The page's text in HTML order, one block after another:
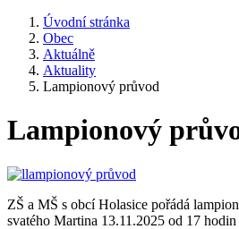
Úvodní stránka
Obec
Aktuálně
Aktuality
Lampionový průvod
Lampionový
ZŠ a MŠ s obcí Holasice pořádá
svatého Martina 13.11.2025 od 17